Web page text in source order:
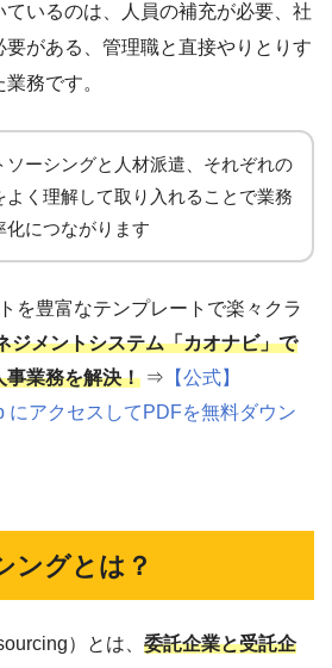
いるのは、人員の補充が必要、社
がある、管理職と直接やりとりす
務です。
ソーシングと人材派遣、それぞれの
よく理解して取り入れることで業務
化につながります
を豊富なテンプレートで楽々クラ
ジメントシステム「カオナビ」で
事業務を解決！ ⇒ 【公式】
にアクセスしてPDFを無料ダウン
ングとは？
）とは、 委託企業と受託企